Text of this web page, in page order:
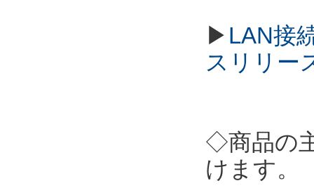
▶ LAN接
スリリー
◇商品の
けます。